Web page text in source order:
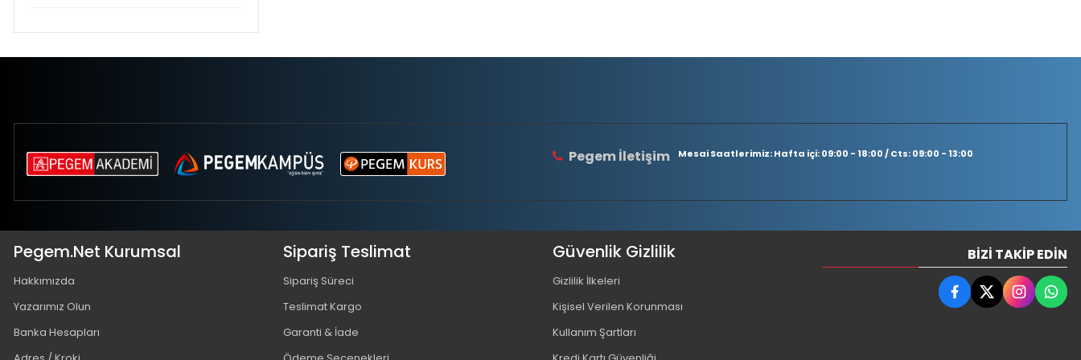
Pegem İletişim Mesai Saatlerimiz: Hafta içi: 09:00 - 18:00 / Cts: 09:00 - 13:00
Pegem.Net Kurumsal
Hakkımızda
Yazarımız Olun
Banka Hesapları
Sipariş Teslimat
Sipariş Süreci
Teslimat Kargo
Garanti & İade
Güvenlik Gizlilik
Gizlilik İlkeleri
Kişisel Verilen Korunması
Kullanım Şartları
BIZI TAKIP EDIN